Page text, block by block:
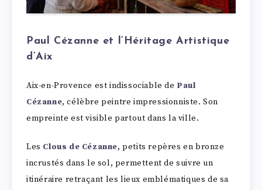
Paul Cézanne et l’Héritage Artistique
d’Aix
Aix-en-Provence est indissociable de Paul
Cézanne, célèbre peintre impressionniste. Son
empreinte est visible partout dans la ville.
Les Clous de Cézanne, petits repères en bronze
incrustés dans le sol, permettent de suivre un
itinéraire retraçant les lieux emblématiques de sa